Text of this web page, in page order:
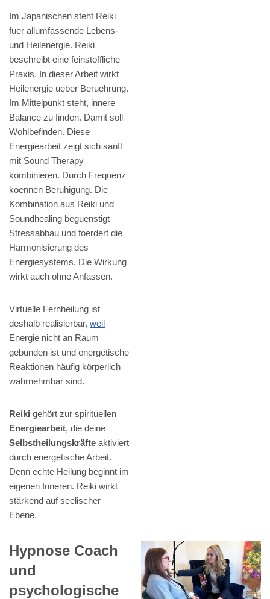
Im Japanischen steht Reiki
fuer allumfassende Lebens-
und Heilenergie. Reiki
beschreibt eine feinstoffliche
Praxis. In dieser Arbeit wirkt
Heilenergie ueber Beruehrung.
Im Mittelpunkt steht, innere
Balance zu finden. Damit soll
Wohlbefinden. Diese
Energiearbeit zeigt sich sanft
mit Sound Therapy
kombinieren. Durch Frequenz
koennen Beruhigung. Die
Kombination aus Reiki und
Soundhealing beguenstigt
Stressabbau und foerdert die
Harmonisierung des
Energiesystems. Die Wirkung
wirkt auch ohne Anfassen.
Virtuelle Fernheilung ist
deshalb realisierbar, weil
Energie nicht an Raum
gebunden ist und energetische
Reaktionen häufig körperlich
wahrnehmbar sind.
Reiki gehört zur spirituellen
Energiearbeit, die deine
Selbstheilungskräfte aktiviert
durch energetische Arbeit.
Denn echte Heilung beginnt im
eigenen Inneren. Reiki wirkt
stärkend auf seelischer
Ebene.
Hypnose Coach
und
psychologische